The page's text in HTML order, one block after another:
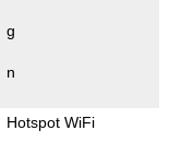
g
n
Hotspot WiFi